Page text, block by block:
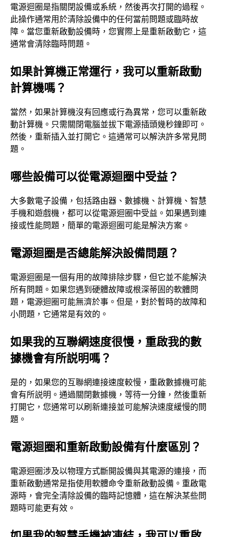
電源迴圈是指關閉設備或系統，然後再次打開的過程。
此操作通常用於清除設備中的任何當前問題或臨時故
障。當您重新啟動設備時，您實際上是重新啟動它，這
通常會清除臨時問題。
如果計算機正常運行，我可以重新啟動
計算機嗎？
當然，如果計算機沒有回應或行為異常，您可以重新啟
動計算機。只需關閉電腦並拔下電源插頭幾秒鐘即可。
然後，重新插入並打開它。這通常可以解決許多常見問
題。
哪些設備可以從電源迴圈中受益？
大多數電子設備，包括路由器、數據機、計算機、智慧
手機和遊戲機，都可以從電源迴圈中受益。如果遇到連
接或性能問題，簡單的電源迴圈可能是解決方案。
電源迴圈是否總能解決設備問題？
電源迴圈是一個有用的故障排除步驟，但它並不能解決
所有問題。如果您遇到硬體故障或根深蒂固的軟體問
題，電源迴圈可能無濟於事。但是，對於暫時的故障和
小問題，它通常是有效的。
如果我的互聯網速度很慢，重啟我的數
據機會有所説明嗎？
是的，如果您的互聯網連接速度較慢，重啟數據機可能
會有所説明。通過關閉數據機，等待一分鐘，然後重新
打開它，您通常可以刷新連接並可能解決速度緩慢的問
題。
電源迴圈和重新啟動設備有什麼區別？
電源迴圈涉及以物理方式斷開設備與其電源的連接，而
重新啟動通常是指使用軟體命令重新啟動設備。重啟電
源時，會完全清除設備的臨時記憶體，這在解決某些問
題時可能更有效。